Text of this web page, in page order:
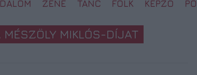
ZENE TÁNC FOLK KÉPZŐ
MIKLÓS-DÍJAT